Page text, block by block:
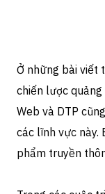
Ở những bài viết
chiến lược
Web và DTP
các lĩnh vực này.
phẩm truyền